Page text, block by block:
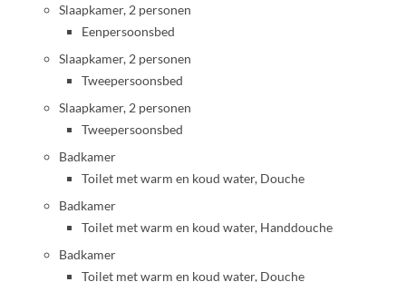
Slaapkamer, 2 personen
Eenpersoonsbed
Slaapkamer, 2 personen
Tweepersoonsbed
Slaapkamer, 2 personen
Tweepersoonsbed
Badkamer
Toilet met warm en koud water, Douche
Badkamer
Toilet met warm en koud water, Handdouche
Badkamer
Toilet met warm en koud water, Douche